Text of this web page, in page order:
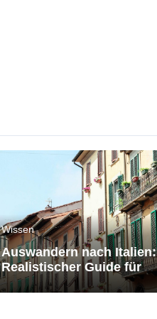
Wissen
Auswandern nach Italien:
Realistischer Guide für
Deutsche